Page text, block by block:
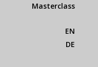
Masterclass
EN
DE